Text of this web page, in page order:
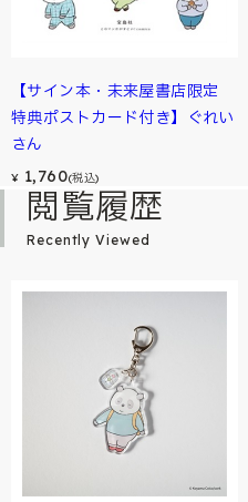
【サイン本・未来屋書店限定
特典ポストカード付き】ぐれい
さん
¥ 1,760(税込)
閲覧履歴
Recently Viewed